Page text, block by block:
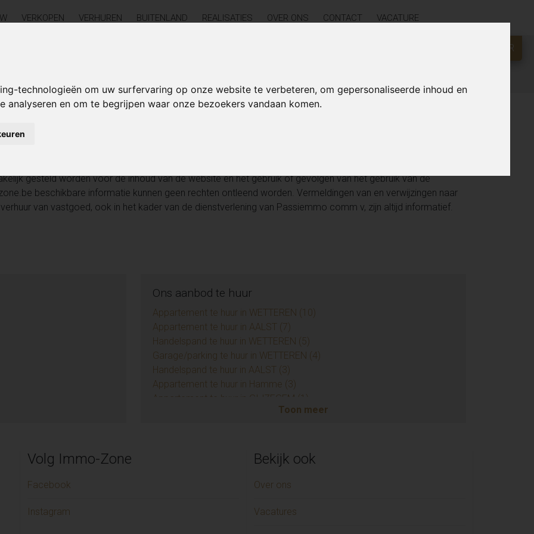
technologieën om uw surfervaring op onze website te verbeteren, om gepersonaliseerde inhoud en
en om te begrijpen waar onze bezoekers vandaan komen.
VERKOPEN VERHUREN BUITENLAND REALISATIES OVER ONS CONTACT VACATURE
KLIK HIER
en behandelt de website met de nodige zorg. We garanderen regelmatig geautomatiseerde updates.
tot de volledigheid, de correctheid en het up-to-date zijn van objectgegevens en andere informatie op
gesteld worden voor de inhoud van de website en het gebruik of gevolgen van het gebruik van de
beschikbare informatie kunnen geen rechten ontleend worden. Vermeldingen van en verwijzingen naar
van vastgoed, ook in het kader van de dienstverlening van Passiemmo comm v, zijn altijd informatief.
Ons aanbod te huur
Appartement te huur in WETTEREN (10)
Appartement te huur in AALST (7)
Handelspand te huur in WETTEREN (5)
Garage/parking te huur in WETTEREN (4)
Handelspand te huur in AALST (3)
Appartement te huur in Hamme (3)
Appartement te huur in GIJZEGEM (1)
Handelspand te huur in DENDERHOUTEM (1)
Huis te huur in LAARNE (1)
Appartement te huur in Sint-Niklaas (1)
Garage/parking te huur in AALST (1)
Appartement te huur in DENDERHOUTEM (1)
Toon meer
Volg Immo-Zone
Facebook
Instagram
Bekijk ook
Over ons
Vacatures